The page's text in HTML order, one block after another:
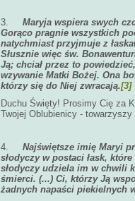
3. Maryja wspiera swych
Gorąco pragnie wszystkich
natychmiast przyjmuje z
Słusznie więc św.
Ją; chciał przez to
wzywanie Matki Bożej. Ona
którzy się do Niej zwracają.[3]
Duchu Święty! Prosimy Cię za
Twojej Oblubienicy -
4. Najświętsze imię Maryi
słodyczy w postaci łask,
słodyczy udziela im w chwili
śmierci. (...) Ci, którzy Ją
żadnych napaści piekielnych